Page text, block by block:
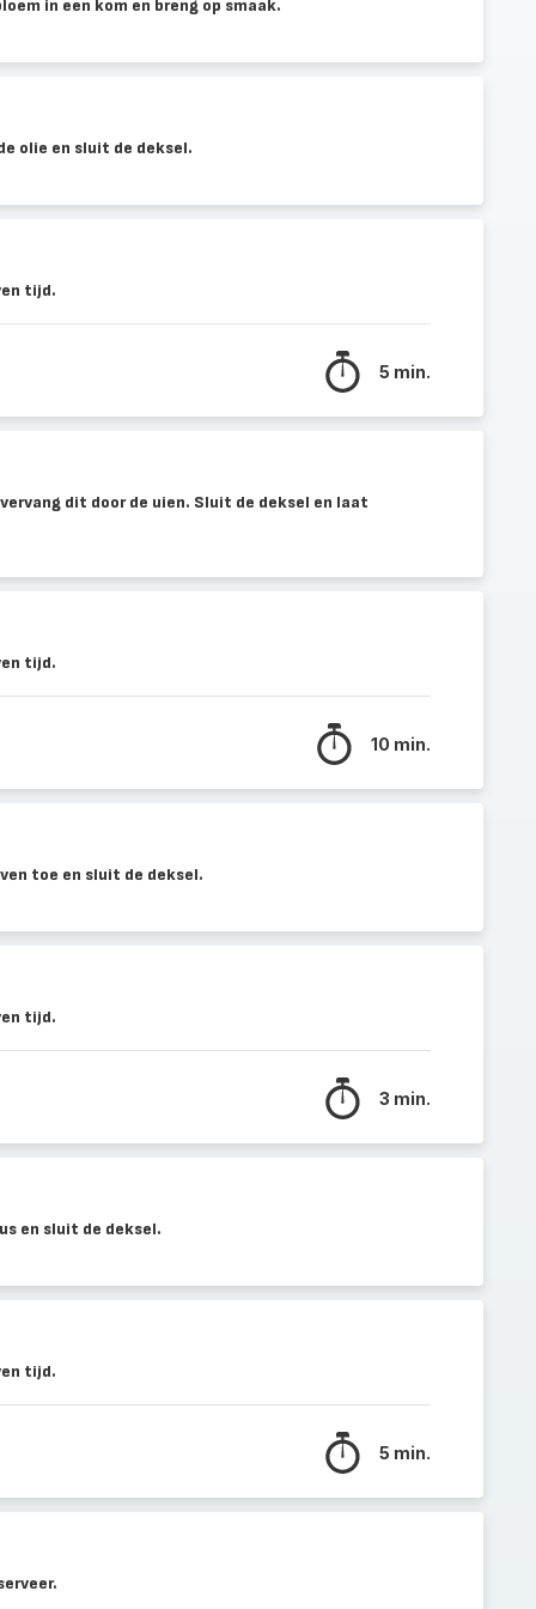
in een kom en breng op smaak.
olie en sluit de deksel.
tijd.
5 min.
dit door de uien. Sluit de deksel en laat
tijd.
10 min.
toe en sluit de deksel.
tijd.
3 min.
en sluit de deksel.
tijd.
5 min.